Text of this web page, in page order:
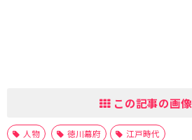
この記事の画
人物 徳川幕府 江戸時代